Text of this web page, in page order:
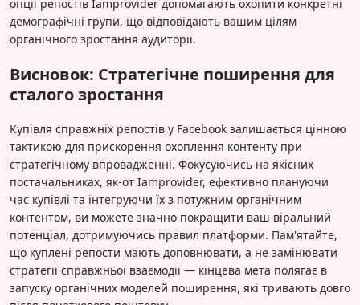
опції репостів Iamprovider допомагають охопити конкретні
демографічні групи, що відповідають вашим цілям
органічного зростання аудиторії.
Висновок: Стратегічне поширення для
сталого зростання
Купівля справжніх репостів у Facebook залишається цінною
тактикою для прискорення охоплення контенту при
стратегічному впровадженні. Фокусуючись на якісних
постачальниках, як-от Iamprovider, ефективно плануючи
час купівлі та інтегруючи їх з потужним органічним
контентом, ви можете значно покращити ваш віральний
потенціал, дотримуючись правил платформи. Пам'ятайте,
що куплені репости мають доповнювати, а не замінювати
стратегії справжньої взаємодії — кінцева мета полягає в
запуску органічних моделей поширення, які тривають довго